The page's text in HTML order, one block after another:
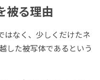
被る理由
はなく、少しくだけたネ
した被写体であるという